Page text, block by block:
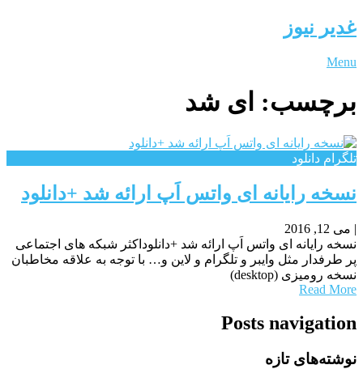
غدیر نیوز
Menu
برچسب: ای شد
تلگرام دانلود
نسخه رایانه ای واتس اَپ ارائه شد +دانلود
| می 12, 2016
نسخه رایانه ای واتس اَپ ارائه شد +دانلوداکثر شبکه های اجتماعی
پر طرفدار مثل وایبر و تلگرام و لاین و… با توجه به علاقه مخاطبان
نسخه رومیزی (desktop)
Read More
Posts navigation
نوشته‌های تازه